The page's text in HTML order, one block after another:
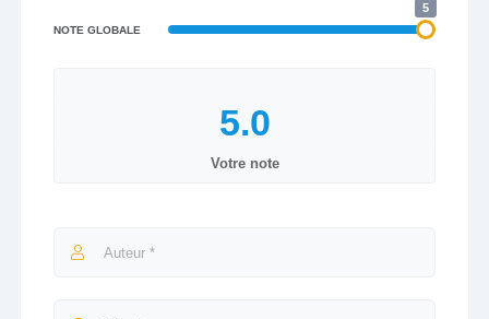
NOTE GLOBALE
5
Votre note